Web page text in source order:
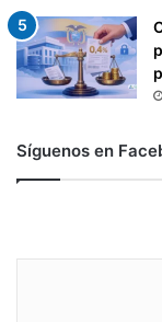
Síguenos en